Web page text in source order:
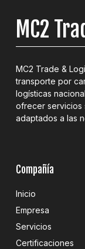
MC2
MC2 Trade &
transporte por
logísticas
ofrecer servicios
adaptados a las
Compañía
Inicio
Empresa
Servicios
Certificaciones